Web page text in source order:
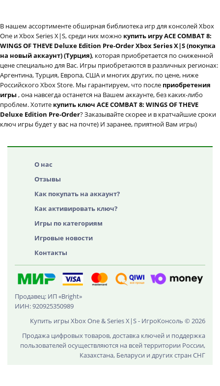
В нашем ассортименте обширная библиотека игр для консолей Xbox
One и Xbox Series X|S, среди них можно купить игру ACE COMBAT 8:
WINGS OF THEVE Deluxe Edition Pre-Order Xbox Series X|S (покупка
на новый аккаунт) (Турция), которая приобретается по сниженной
цене специально для Вас. Игры приобретаются в различных регионах:
Аргентина, Турция, Европа, США и многих других, по цене, ниже
Российского Xbox Store. Мы гарантируем, что после приобретения
игры , она навсегда останется на Вашем аккаунте, без каких-либо
проблем. Хотите купить ключ ACE COMBAT 8: WINGS OF THEVE
Deluxe Edition Pre-Order? Заказывайте скорее и в кратчайшие сроки
ключ игры будет у вас на почте) И заранее, приятной Вам игры)
О нас
Отзывы
Как покупать на аккаунт?
Как активировать ключ?
Игры по категориям
Игровые новости
Контакты
Продавец: ИП «Bright»
ИИН: 920925350989
Купить игры Xbox One & Series X|S - ИгроКонсоль © 2026
Продажа цифровых товаров, доставка ключей и поддержка
пользователей осуществляются на всей территории России,
Казахстана, Беларуси и других стран СНГ